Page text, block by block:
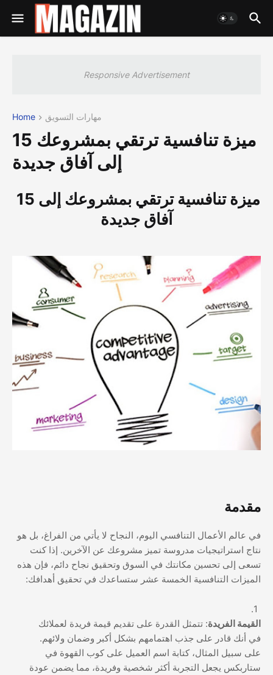
Responsive Advertisement
Home مهارات التسويق
15 ميزة تنافسية ترتقي بمشروعك
إلى آفاق جديدة
15 ميزة تنافسية ترتقي بمشروعك إلى
آفاق جديدة
مقدمة
في عالم الأعمال التنافسي اليوم، النجاح لا يأتي من الفراغ، بل هو
نتاج استراتيجيات مدروسة تميز مشروعك عن الآخرين. إذا كنت
تسعى إلى تحسين مكانتك في السوق وتحقيق نجاح دائم، فإن هذه
الميزات التنافسية الخمسة عشر ستساعدك في تحقيق أهدافك:
القيمة الفريدة: تتمثل القدرة على تقديم قيمة فريدة لعملائك
في أنك قادر على جذب اهتمامهم بشكل أكبر وضمان ولائهم.
على سبيل المثال، كتابة اسم العميل على كوب القهوة في
ستاربكس يجعل التجربة أكثر شخصية وفريدة، مما يضمن عودة